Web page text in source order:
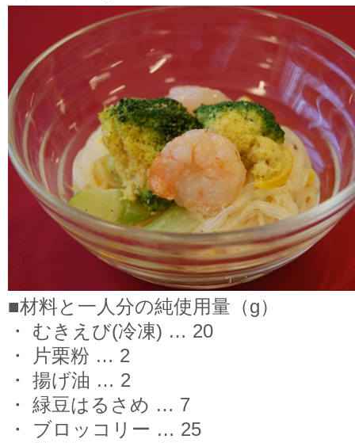
■材料と一人分の純使用量（g）
・ むきえび(冷凍) … 20
・ 片栗粉 … 2
・ 揚げ油 … 2
・ 緑豆はるさめ … 7
・ ブロッコリー … 25